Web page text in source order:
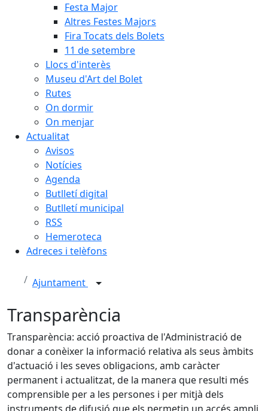
Festa Major
Altres Festes Majors
Fira Tocats dels Bolets
11 de setembre
Llocs d'interès
Museu d'Art del Bolet
Rutes
On dormir
On menjar
Actualitat
Avisos
Notícies
Agenda
Butlletí digital
Butlletí municipal
RSS
Hemeroteca
Adreces i telèfons
Ajuntament
Transparència
Transparència: acció proactiva de l'Administració de
donar a conèixer la informació relativa als seus àmbits
d'actuació i les seves obligacions, amb caràcter
permanent i actualitzat, de la manera que resulti més
comprensible per a les persones i per mitjà dels